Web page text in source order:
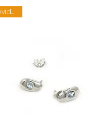
Novidade